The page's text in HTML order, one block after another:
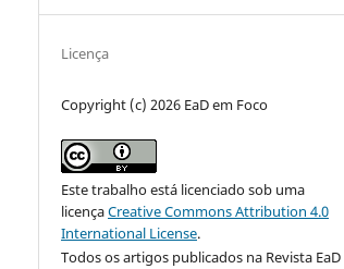
Licença
Copyright (c) 2026 EaD em Foco
Este trabalho está licenciado sob uma
licençaCreative Commons Attribution 4.0
International License.
Todos os artigos publicados na Revista EaD